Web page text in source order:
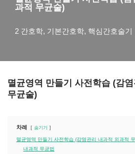
과적 무균술)
2 간호학, 기본간호학, 핵심간호술기
멸균영역 만들기 사전학습 (감
무균술)
차례 숨기기
멸균영역 만들기 사전학습 (감염관리 내과적 외과적
내과적 무균법